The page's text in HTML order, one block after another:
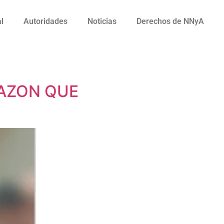
Autoridades Noticias Derechos de NNyA
QUE